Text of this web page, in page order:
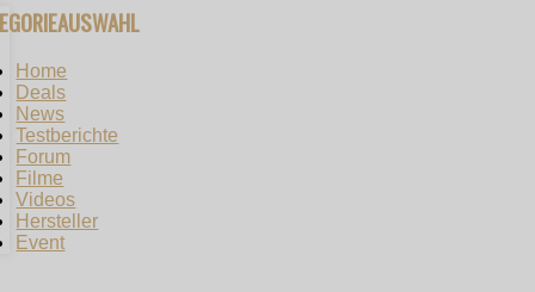
Home
Deals
News
Testberichte
Forum
Filme
Videos
Hersteller
Event